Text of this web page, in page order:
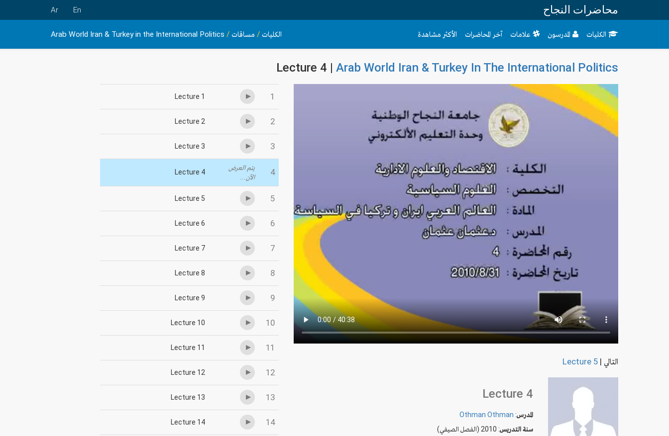
محاضرات النجاح En
Ar
الكليات المدرسون علامات آخر المحاضرات الأكثر مشاهدة الكليات / مساقات /
Arab World Iran & Turkey in the International Politics
Lecture 4 | Arab World Iran & Turkey In The International Politics
التالي |
Lecture 5
Lecture 4
المدرس:
Othman Othman
سنة التدريس: 2010 (الفصل الصيفي)
1
Lecture 1
2
Lecture 2
3
Lecture 3
4
يتم العرض
الآن...
Lecture 4
5
Lecture 5
6
Lecture 6
7
Lecture 7
8
Lecture 8
9
Lecture 9
10
Lecture 10
11
Lecture 11
12
Lecture 12
13
Lecture 13
14
Lecture 14